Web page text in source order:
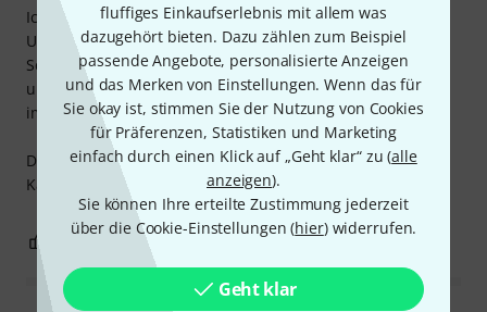
fluffiges Einkaufserlebnis mit allem was
dazugehört bieten. Dazu zählen zum Beispiel
passende Angebote, personalisierte Anzeigen
und das Merken von Einstellungen. Wenn das für
Sie okay ist, stimmen Sie der Nutzung von Cookies
für Präferenzen, Statistiken und Marketing
einfach durch einen Klick auf „Geht klar“ zu (alle
anzeigen).
Sie können Ihre erteilte Zustimmung jederzeit
über die Cookie-Einstellungen (hier) widerrufen.
Geht klar
Ich verwende den Buttkicker an einem SimRacing Rig.
Unebenheiten der Straße, Curbs, Motorenvibration und
Schaltvorgänge werden mithilfe einer Software ausgelesen
und umgesetzt. Schnell geliefert von Thomann und wie
immer 1A Qualität...
Der einzige negative Punkt wäre, dass die angegebene
Kabellänge bei mir 20cm kürzer ausfällt.
0 BEWERTUNG MELDEN